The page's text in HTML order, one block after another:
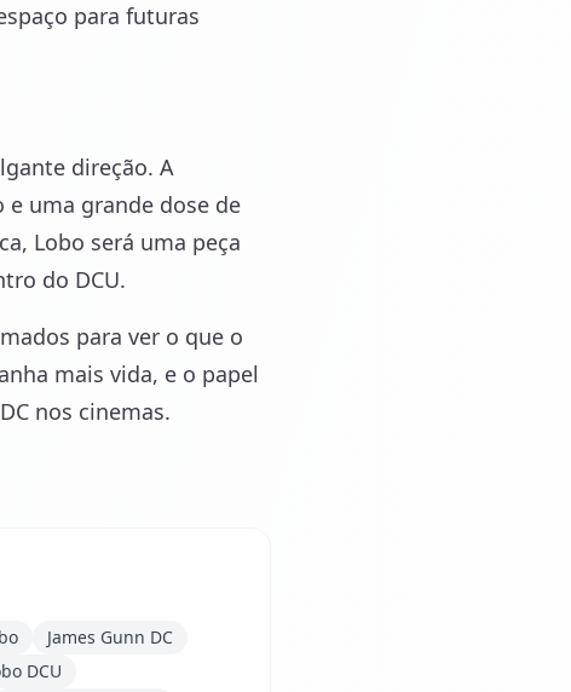
para futuras
direção. A
uma grande dose de
Lobo será uma peça
do DCU.
para ver o que o
mais vida, e o papel
nos cinemas.
James Gunn DC
DCU